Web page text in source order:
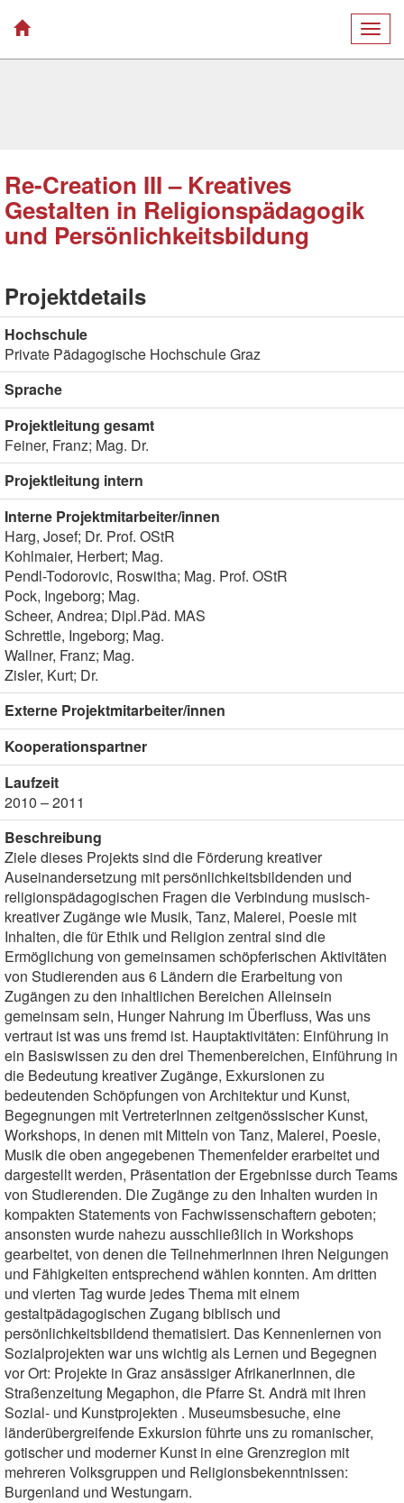
Re-Creation III – Kreatives
Gestalten in Religionspädagogik
und Persönlichkeitsbildung
Projektdetails
Hochschule
Private Pädagogische Hochschule Graz
Sprache
Projektleitung gesamt
Feiner, Franz; Mag. Dr.
Projektleitung intern
Interne Projektmitarbeiter/innen
Harg, Josef; Dr. Prof. OStR
Kohlmaier, Herbert; Mag.
Pendl-Todorovic, Roswitha; Mag. Prof. OStR
Pock, Ingeborg; Mag.
Scheer, Andrea; Dipl.Päd. MAS
Schrettle, Ingeborg; Mag.
Wallner, Franz; Mag.
Zisler, Kurt; Dr.
Externe Projektmitarbeiter/innen
Kooperationspartner
Laufzeit
2010 – 2011
Beschreibung
Ziele dieses Projekts sind die Förderung kreativer
Auseinandersetzung mit persönlichkeitsbildenden und
religionspädagogischen Fragen die Verbindung musisch-
kreativer Zugänge wie Musik, Tanz, Malerei, Poesie mit
Inhalten, die für Ethik und Religion zentral sind die
Ermöglichung von gemeinsamen schöpferischen Aktivitäten
von Studierenden aus 6 Ländern die Erarbeitung von
Zugängen zu den inhaltlichen Bereichen Alleinsein
gemeinsam sein, Hunger Nahrung im Überfluss, Was uns
vertraut ist was uns fremd ist. Hauptaktivitäten: Einführung in
ein Basiswissen zu den drei Themenbereichen, Einführung in
die Bedeutung kreativer Zugänge, Exkursionen zu
bedeutenden Schöpfungen von Architektur und Kunst,
Begegnungen mit VertreterInnen zeitgenössischer Kunst,
Workshops, in denen mit Mitteln von Tanz, Malerei, Poesie,
Musik die oben angegebenen Themenfelder erarbeitet und
dargestellt werden, Präsentation der Ergebnisse durch Teams
von Studierenden. Die Zugänge zu den Inhalten wurden in
kompakten Statements von Fachwissenschaftern geboten;
ansonsten wurde nahezu ausschließlich in Workshops
gearbeitet, von denen die TeilnehmerInnen ihren Neigungen
und Fähigkeiten entsprechend wählen konnten. Am dritten
und vierten Tag wurde jedes Thema mit einem
gestaltpädagogischen Zugang biblisch und
persönlichkeitsbildend thematisiert. Das Kennenlernen von
Sozialprojekten war uns wichtig als Lernen und Begegnen
vor Ort: Projekte in Graz ansässiger AfrikanerInnen, die
Straßenzeitung Megaphon, die Pfarre St. Andrä mit ihren
Sozial- und Kunstprojekten . Museumsbesuche, eine
länderübergreifende Exkursion führte uns zu romanischer,
gotischer und moderner Kunst in eine Grenzregion mit
mehreren Volksgruppen und Religionsbekenntnissen:
Burgenland und Westungarn.